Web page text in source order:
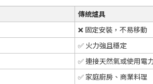
傳統爐具
❌ 固定安裝，不易移動
✅ 火力強且穩定
✅ 連接天然氣或使用電
✅ 家庭廚房、商業料理